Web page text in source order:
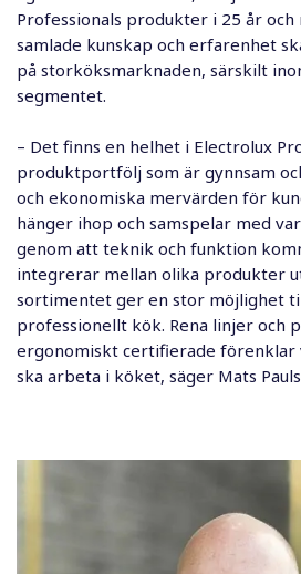
Professionals produkter i 25 år
samlade kunskap och erfarenhet
på storköksmarknaden, särskilt
segmentet.
– Det finns en helhet i Electrolux
produktportfölj som är gynnsam
och ekonomiska mervärden för
hänger ihop och samspelar med
genom att teknik och funktion
integrerar mellan olika produkter
sortimentet ger en stor möjlighet
professionellt kök. Rena linjer och
ergonomiskt certifierade förenklar
ska arbeta i köket, säger Mats